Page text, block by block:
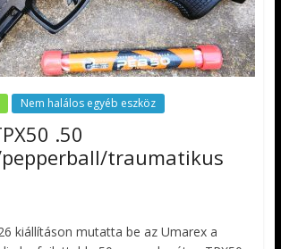
Nem halálos egyéb eszköz
.50
traumatikus
kiállításon mutatta be az Umarex a